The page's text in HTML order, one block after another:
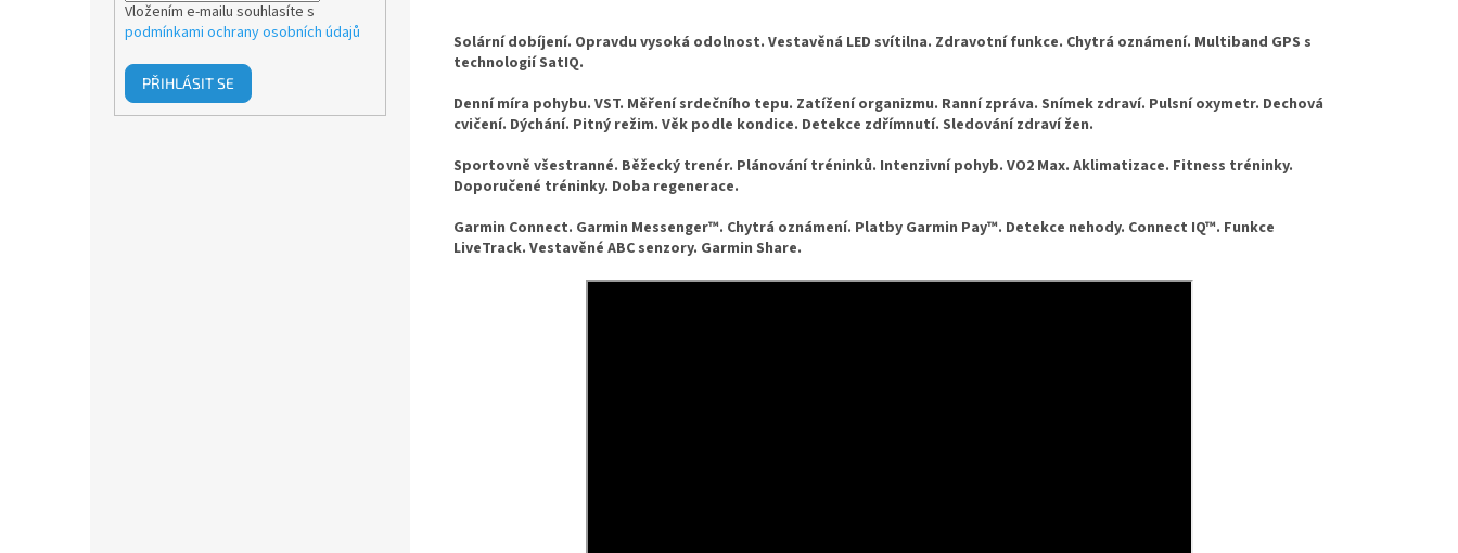
Vložením e-mailu souhlasíte s
podmínkami ochrany osobních údajů
PŘIHLÁSIT SE
Solární dobíjení. Opravdu vysoká odolnost. Vestavěná LED svítilna. Zdravotní funkce. Chytrá oznámení. Multiband GPS s
technologií SatIQ.
Denní míra pohybu. VST. Měření srdečního tepu. Zatížení organizmu. Ranní zpráva. Snímek zdraví. Pulsní oxymetr. Dechová
cvičení. Dýchání. Pitný režim. Věk podle kondice. Detekce zdřímnutí. Sledování zdraví žen.
Sportovně všestranné. Běžecký trenér. Plánování tréninků. Intenzivní pohyb. VO2 Max. Aklimatizace. Fitness tréninky.
Doporučené tréninky. Doba regenerace.
Garmin Connect. Garmin Messenger™. Chytrá oznámení. Platby Garmin Pay™. Detekce nehody. Connect IQ™. Funkce
LiveTrack. Vestavěné ABC senzory. Garmin Share.